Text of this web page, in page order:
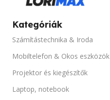
Kategóriák
Számítástechnika & Iroda
Mobiltelefon & Okos eszközök
Projektor és kiegészítők
Laptop, notebook